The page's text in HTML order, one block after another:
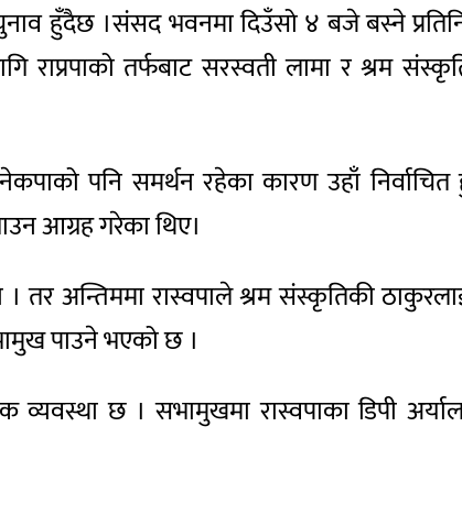
हुँदैछ ।संसद भवनमा दिउँसो ४ बजे बस्ने
तर्फबाट सरस्वती लामा र श्रम
नेकपाको पनि समर्थन रहेका कारण उहाँ
आग्रह गरेका थिए।
। तर अन्तिममा रास्वपाले श्रम संस्कृतिकी
पाउने भएको छ ।
छ । सभामुखमा रास्वपाका डिपी अर्याल